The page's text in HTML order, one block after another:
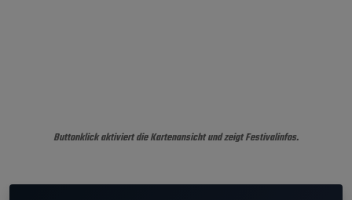
Buttonklick aktiviert die Kartenansicht und zeigt Festivalinfos.